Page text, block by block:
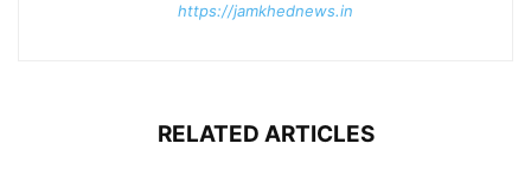
https://jamkhednews.in
RELATED ARTICLES